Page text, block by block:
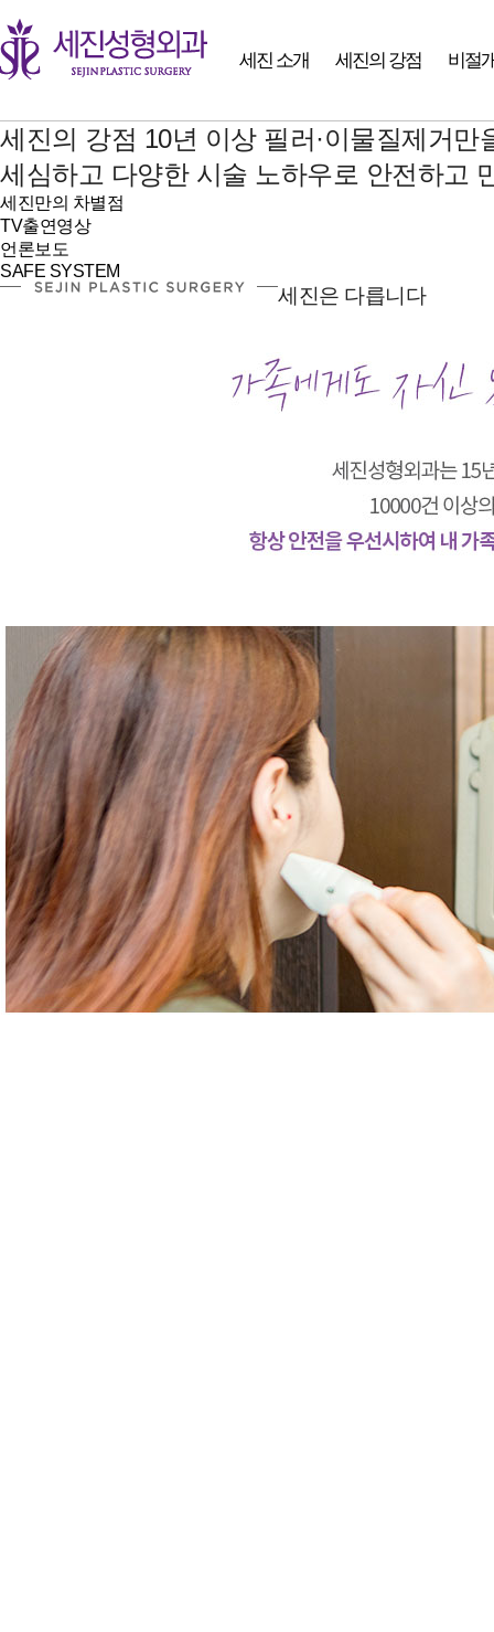
세진 소개 세진의 강점 비절
세진의 강점 10년 이상 필러·이물질제거
세심하고 다양한 시술 노하우로 안전하고
세진만의 차별점
TV출연영상
언론보도
SAFE SYSTEM
세진은 다릅니다